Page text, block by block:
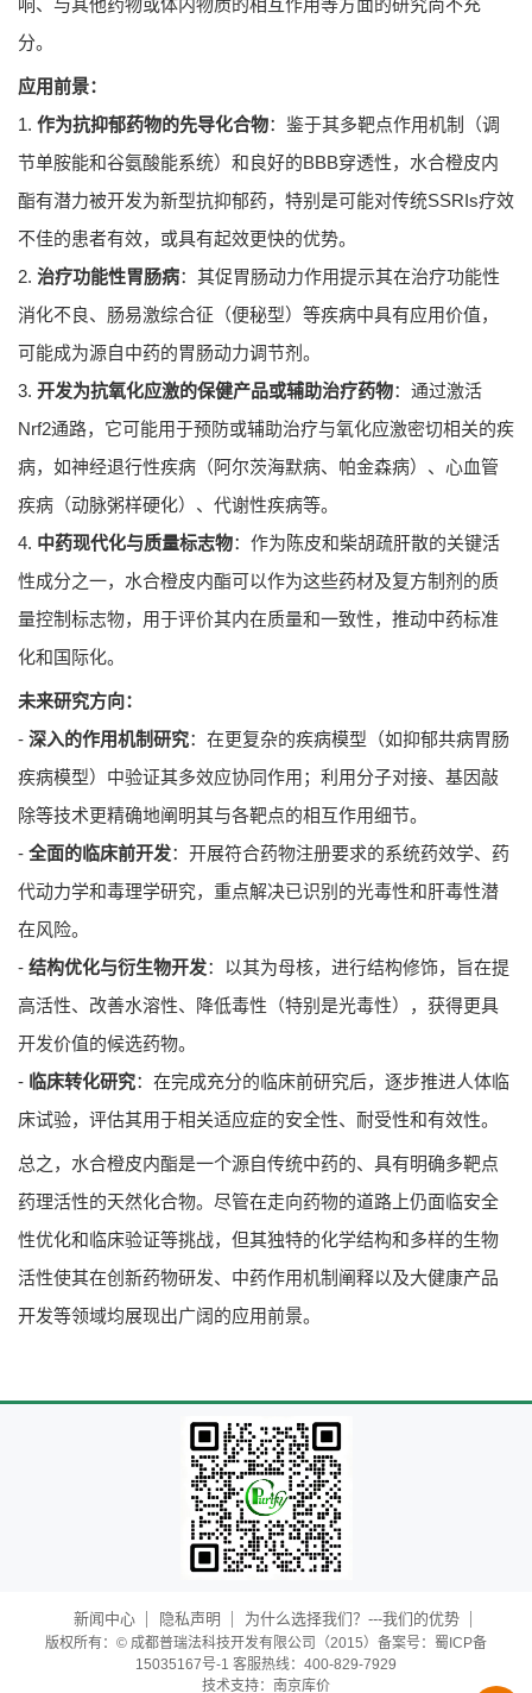
分。
应用前景：
1. 作为抗抑郁药物的先导化合物：鉴于其多靶点作用机制（调
节单胺能和谷氨酸能系统）和良好的BBB穿透性，水合橙皮内
酯有潜力被开发为新型抗抑郁药，特别是可能对传统SSRIs疗效
不佳的患者有效，或具有起效更快的优势。
2. 治疗功能性胃肠病：其促胃肠动力作用提示其在治疗功能性
消化不良、肠易激综合征（便秘型）等疾病中具有应用价值，
可能成为源自中药的胃肠动力调节剂。
3. 开发为抗氧化应激的保健产品或辅助治疗药物：通过激活
Nrf2通路，它可能用于预防或辅助治疗与氧化应激密切相关的疾
病，如神经退行性疾病（阿尔茨海默病、帕金森病）、心血管
疾病（动脉粥样硬化）、代谢性疾病等。
4. 中药现代化与质量标志物：作为陈皮和柴胡疏肝散的关键活
性成分之一，水合橙皮内酯可以作为这些药材及复方制剂的质
量控制标志物，用于评价其内在质量和一致性，推动中药标准
化和国际化。
未来研究方向：
- 深入的作用机制研究：在更复杂的疾病模型（如抑郁共病胃肠
疾病模型）中验证其多效应协同作用；利用分子对接、基因敲
除等技术更精确地阐明其与各靶点的相互作用细节。
- 全面的临床前开发：开展符合药物注册要求的系统药效学、药
代动力学和毒理学研究，重点解决已识别的光毒性和肝毒性潜
在风险。
- 结构优化与衍生物开发：以其为母核，进行结构修饰，旨在提
高活性、改善水溶性、降低毒性（特别是光毒性），获得更具
开发价值的候选药物。
- 临床转化研究：在完成充分的临床前研究后，逐步推进人体临
床试验，评估其用于相关适应症的安全性、耐受性和有效性。
总之，水合橙皮内酯是一个源自传统中药的、具有明确多靶点
药理活性的天然化合物。尽管在走向药物的道路上仍面临安全
性优化和临床验证等挑战，但其独特的化学结构和多样的生物
活性使其在创新药物研发、中药作用机制阐释以及大健康产品
开发等领域均展现出广阔的应用前景。
新闻中心 隐私声明 为什么选择我们？---我们的优势
版权所有：© 成都普瑞法科技开发有限公司（2015）备案号：蜀ICP备
15035167号-1 客服热线：400-829-7929
技术支持： 南京库价